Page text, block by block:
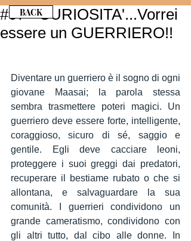
Condividi
#07 - CURIOSITA'...Vorrei
essere un GUERRIERO!!
Diventare un guerriero è il sogno di ogni
giovane Maasai; la parola stessa
sembra trasmettere poteri magici. Un
guerriero deve essere forte, intelligente,
coraggioso, sicuro di sé, saggio e
gentile. Egli deve cacciare leoni,
proteggere i suoi greggi dai predatori,
recuperare il bestiame rubato o che si
allontana, e salvaguardare la sua
comunità. I guerrieri condividono un
grande cameratismo, condividono con
gli altri tutto, dal cibo alle donne. In
BACK